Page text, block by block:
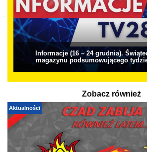
Informacje (16 – 24 grudnia).
magazynu podsumowującego
Zobacz również
Aktualności